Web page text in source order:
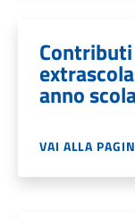
anno
VAI ALLA